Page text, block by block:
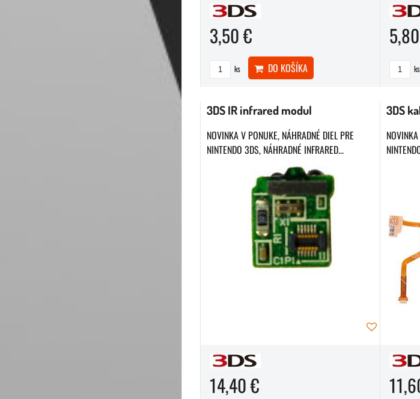
3,50 €
ks DO KOŠÍKA ks
3DS IR infrared modul
NOVINKA V PONUKE, NÁHRADNÉ DIEL PRE
NINTENDO 3DS, NÁHRADNÉ INFRARED...
14,40 €
3DS